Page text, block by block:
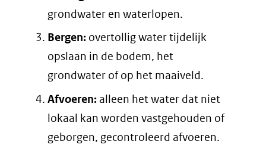
grondwater en waterlopen.
Bergen: overtollig water tijdelijk
opslaan in de bodem, het
grondwater of op het maaiveld.
Afvoeren: alleen het water dat niet
lokaal kan worden vastgehouden of
geborgen, gecontroleerd afvoeren.